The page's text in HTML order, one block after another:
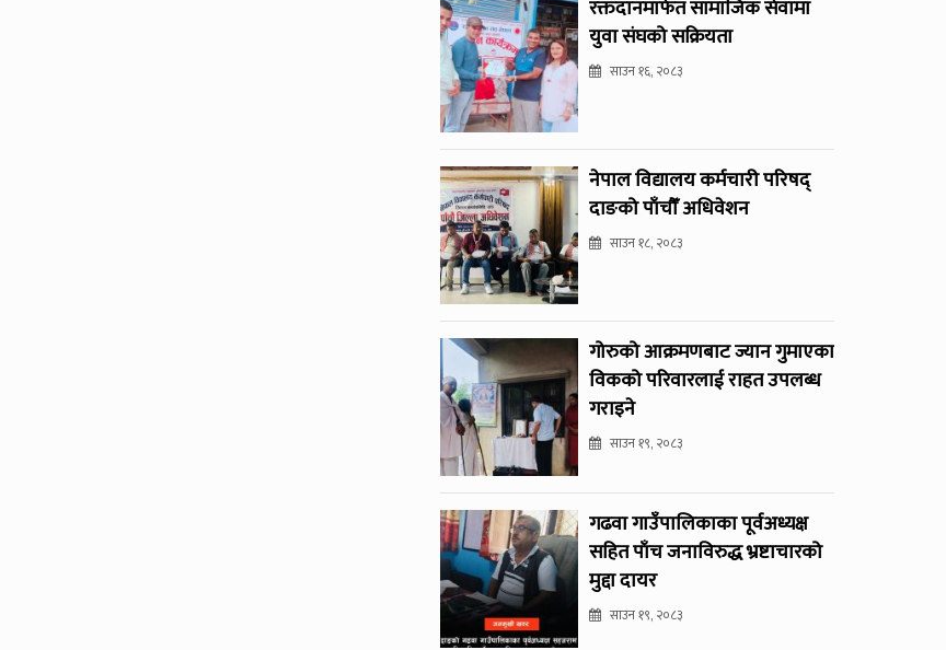
रक्तदानमार्फत सामाजिक सेवामा
युवा संघको सक्रियता
साउन १६, २०८३
नेपाल विद्यालय कर्मचारी परिषद्
दाङको पाँचौँ अधिवेशन
साउन १८, २०८३
गोरुको आक्रमणबाट ज्यान गुमाएका
विकको परिवारलाई राहत उपलब्ध
गराइने
साउन १९, २०८३
गढवा गाउँपालिकाका पूर्वअध्यक्ष
सहित पाँच जनाविरुद्ध भ्रष्टाचारको
मुद्दा दायर
साउन १९, २०८३